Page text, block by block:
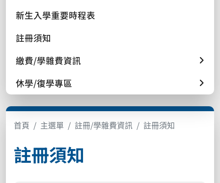
新生入學重要時程表
註冊須知
繳費/學雜費資訊
休學/復學專區
首頁 主選單 註冊/學雜費資訊 註冊須知
註冊須知